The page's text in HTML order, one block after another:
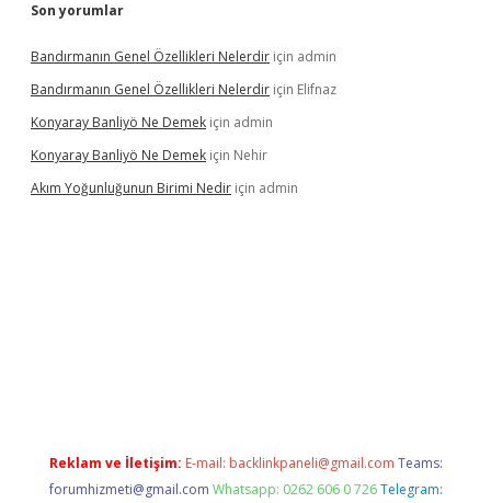
Son yorumlar
Bandırmanın Genel Özellikleri Nelerdir için admin
Bandırmanın Genel Özellikleri Nelerdir için Elifnaz
Konyaray Banliyö Ne Demek için admin
Konyaray Banliyö Ne Demek için Nehir
Akım Yoğunluğunun Birimi Nedir için admin
Reklam ve İletişim: E-mail: backlinkpaneli@gmail.com Teams:
forumhizmeti@gmail.com Whatsapp: 0262 606 0 726 Telegram: